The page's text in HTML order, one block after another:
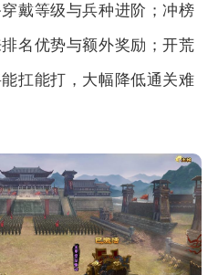
戴等级与兵种进阶；冲榜
名优势与额外奖励；开荒
扛能打，大幅降低通关难